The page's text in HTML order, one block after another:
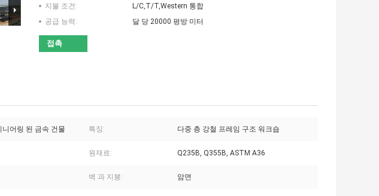
지불 조건:
L/C,T/T,Western 통합
공급 능력:
달 당 20000 평방 미터
접촉
어링 된 금속 건물 특징: 다중 층 강철 프레임 구조 워크숍
원재료: Q235B, Q355B, ASTM A36
벽 과 지붕: 암면